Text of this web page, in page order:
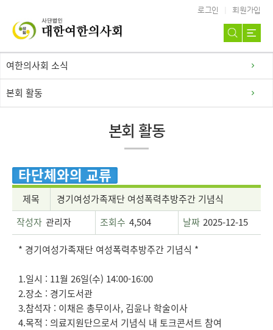
로그인 회원가입
여한의사회 소식
본회 활동
본회 활동
타단체와의 교류
제목
경기여성가족재단 여성폭력추방주간 기념식
작성자 관리자 조회수 4,504 날짜 2025-12-15
* 경기여성가족재단 여성폭력추방주간 기념식 *
1.일시 : 11월 26일(수) 14:00-16:00
2.장소 : 경기도서관
3.참석자 : 이채은 총무이사, 김윤나 학술이사
4.목적 : 의료지원단으로서 기념식 내 토크콘서트 참여